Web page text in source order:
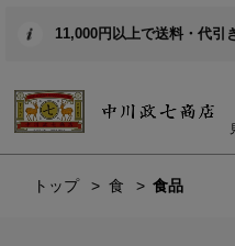
11,000円以上で送料・代引
トップ 食 食品